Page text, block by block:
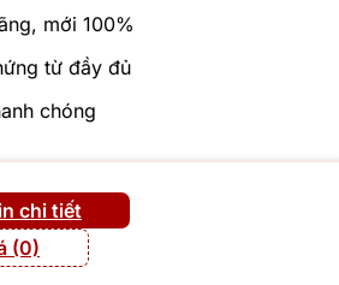
mới 100%
từ đầy đủ
chóng
chi tiết
(0)